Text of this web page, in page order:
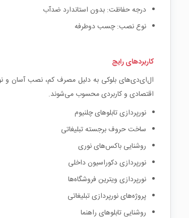
درجه حفاظت: بدون استاندارد ضدآب
نوع نصب: چسب دوطرفه
کاربردهای رایج
ال‌ای‌دی‌های بلوکی به دلیل مصرف کم، نصب آسان و
اقتصادی و کاربردی محسوب می‌شوند.
نورپردازی تابلوهای چلنیوم
ساخت حروف برجسته تبلیغاتی
روشنایی باکس‌های نوری
نورپردازی دکوراسیون داخلی
نورپردازی ویترین فروشگاه‌ها
پروژه‌های نورپردازی تبلیغاتی
روشنایی تابلوهای راهنما